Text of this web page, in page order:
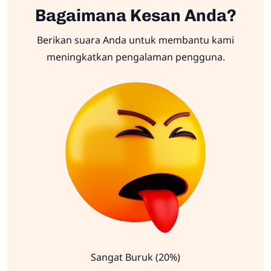
Bagaimana Kesan Anda?
Berikan suara Anda untuk membantu kami
meningkatkan pengalaman pengguna.
Sangat Buruk (20%)